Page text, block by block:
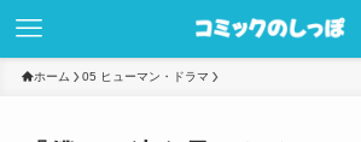
ホーム 05 ヒューマン・ドラマ